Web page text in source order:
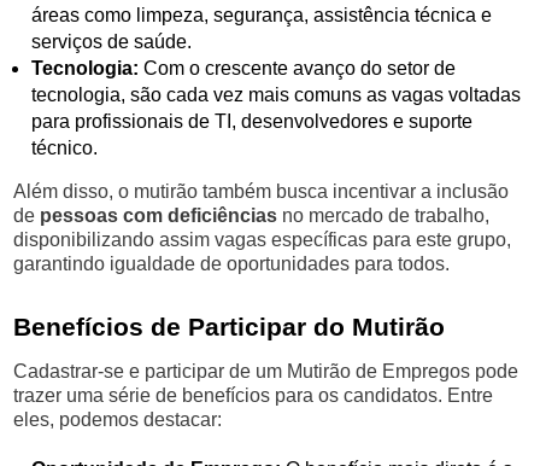
áreas como limpeza, segurança, assistência técnica e
serviços de saúde.
Tecnologia: Com o crescente avanço do setor de
tecnologia, são cada vez mais comuns as vagas voltadas
para profissionais de TI, desenvolvedores e suporte
técnico.
Além disso, o mutirão também busca incentivar a inclusão
de pessoas com deficiências no mercado de trabalho,
disponibilizando assim vagas específicas para este grupo,
garantindo igualdade de oportunidades para todos.
Benefícios de Participar do Mutirão
Cadastrar-se e participar de um Mutirão de Empregos pode
trazer uma série de benefícios para os candidatos. Entre
eles, podemos destacar: